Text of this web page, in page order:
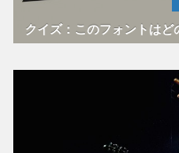
クイズ：このフォントはど